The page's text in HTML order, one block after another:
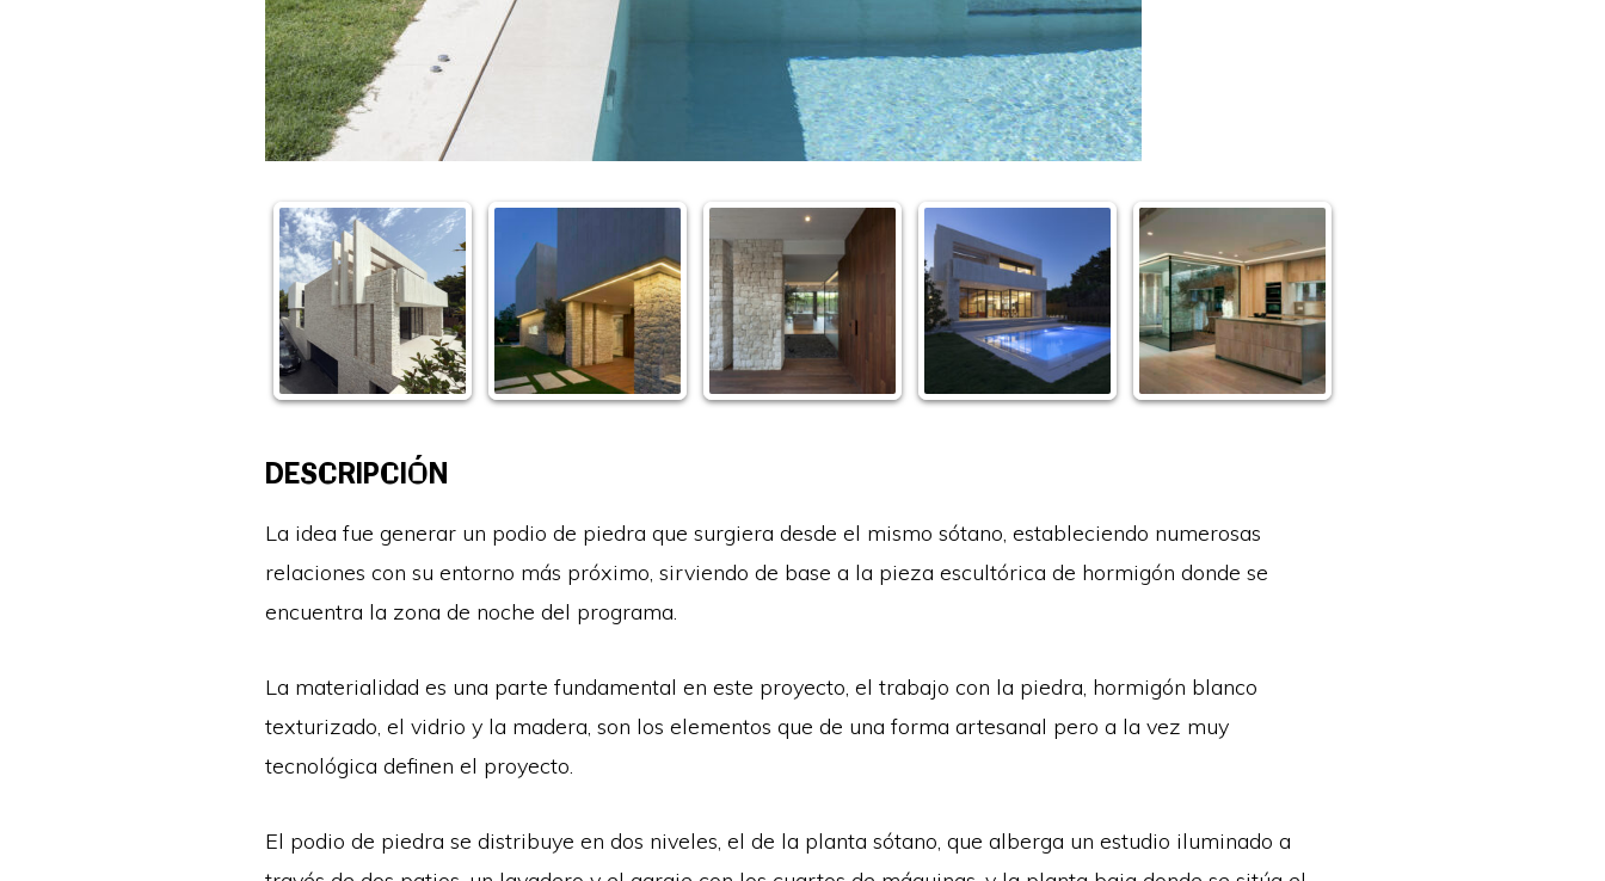
DESCRIPCIÓN
La idea fue generar un podio de piedra que surgiera desde el mismo sótano, estableciendo numerosas
relaciones con su entorno más próximo, sirviendo de base a la pieza escultórica de hormigón donde se
encuentra la zona de noche del programa.
La materialidad es una parte fundamental en este proyecto, el trabajo con la piedra, hormigón blanco
texturizado, el vidrio y la madera, son los elementos que de una forma artesanal pero a la vez muy
tecnológica definen el proyecto.
El podio de piedra se distribuye en dos niveles, el de la planta sótano, que alberga un estudio iluminado a